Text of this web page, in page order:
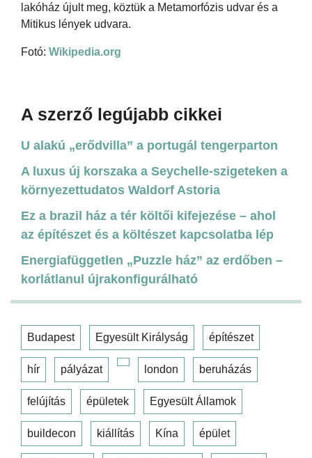
lakóház újult meg, köztük a Metamorfózis udvar és a
Mitikus lények udvara.
Fotó: Wikipedia.org
A szerző legújabb cikkei
U alakú „erődvilla” a portugál tengerparton
A luxus új korszaka a Seychelle-szigeteken a
környezettudatos Waldorf Astoria
Ez a brazil ház a tér költői kifejezése – ahol
az építészet és a költészet kapcsolatba lép
Energiafüggetlen „Puzzle ház” az erdőben –
korlátlanul újrakonfigurálható
Budapest Egyesült Királyság építészet
hír pályázat london beruházás
felújítás épületek Egyesült Államok
buildecon kiállítás Kína épület